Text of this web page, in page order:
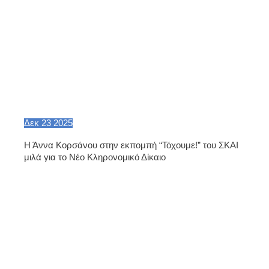
Δεκ 23 2025
Η Άννα Κορσάνου στην εκπομπή “Τόχουμε!” του ΣΚΑΙ
μιλά για το Νέο Κληρονομικό Δίκαιο